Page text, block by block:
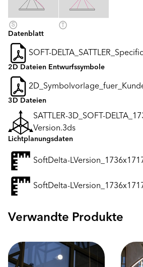
Datenblatt
SOFT-
2D Dateien Entwurfssymbole
3D Dateien
SATTLER-3D_SOFT-
Version.3ds
Lichtplanungsdaten
SoftDelta-
SoftDelta-
Verwandte Produkte